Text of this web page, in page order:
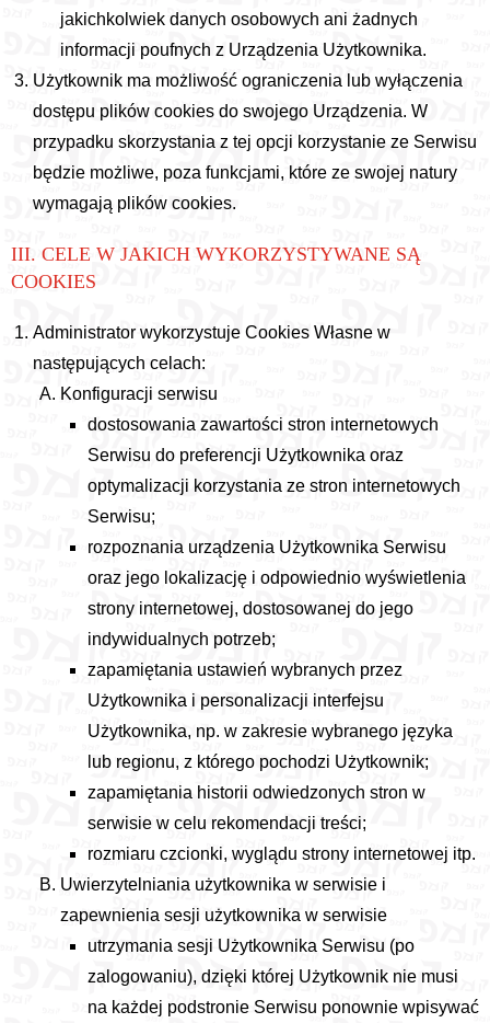
jakichkolwiek danych osobowych ani żadnych
informacji poufnych z Urządzenia Użytkownika.
Użytkownik ma możliwość ograniczenia lub wyłączenia
dostępu plików cookies do swojego Urządzenia. W
przypadku skorzystania z tej opcji korzystanie ze Serwisu
będzie możliwe, poza funkcjami, które ze swojej natury
wymagają plików cookies.
III. CELE W JAKICH WYKORZYSTYWANE SĄ
COOKIES
Administrator wykorzystuje Cookies Własne w
następujących celach:
Konfiguracji serwisu
dostosowania zawartości stron internetowych
Serwisu do preferencji Użytkownika oraz
optymalizacji korzystania ze stron internetowych
Serwisu;
rozpoznania urządzenia Użytkownika Serwisu
oraz jego lokalizację i odpowiednio wyświetlenia
strony internetowej, dostosowanej do jego
indywidualnych potrzeb;
zapamiętania ustawień wybranych przez
Użytkownika i personalizacji interfejsu
Użytkownika, np. w zakresie wybranego języka
lub regionu, z którego pochodzi Użytkownik;
zapamiętania historii odwiedzonych stron w
serwisie w celu rekomendacji treści;
rozmiaru czcionki, wyglądu strony internetowej itp.
Uwierzytelniania użytkownika w serwisie i
zapewnienia sesji użytkownika w serwisie
utrzymania sesji Użytkownika Serwisu (po
zalogowaniu), dzięki której Użytkownik nie musi
na każdej podstronie Serwisu ponownie wpisywać